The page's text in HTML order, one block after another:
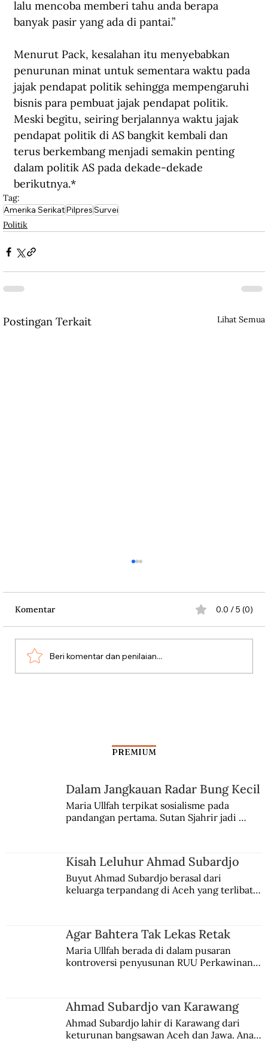
lalu mencoba memberi tahu anda berapa
banyak pasir yang ada di pantai.”
Menurut Pack, kesalahan itu menyebabkan
penurunan minat untuk sementara waktu pada
jajak pendapat politik sehingga mempengaruhi
bisnis para pembuat jajak pendapat politik.
Meski begitu, seiring berjalannya waktu jajak
pendapat politik di AS bangkit kembali dan
terus berkembang menjadi semakin penting
dalam politik AS pada dekade-dekade
berikutnya.*
Tag:
Amerika SerikatPilpresSurvei
Politik
Postingan Terkait Lihat Semua
Komentar 0.0 / 5 (0)
Beri komentar dan penilaian...
PREMIUM
Dalam Jangkauan Radar Bung Kecil
Maria Ullfah terpikat sosialisme pada
pandangan pertama. Sutan Sjahrir jadi
Kisah Leluhur Ahmad Subardjo
Buyut Ahmad Subardjo berasal dari
keluarga terpandang di Aceh yang terlibat
Agar Bahtera Tak Lekas Retak
Maria Ullfah berada di dalam pusaran
kontroversi penyusunan RUU Perkawinan.
Ahmad Subardjo van Karawang
Ahmad Subardjo lahir di Karawang dari
keturunan bangsawan Aceh dan Jawa. Anak